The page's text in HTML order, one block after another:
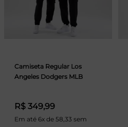
Camiseta Regular Los
Angeles Dodgers MLB
R$ 349,99
Em até 6x de 58,33 sem